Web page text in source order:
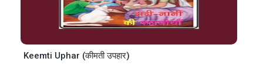
Keemti Uphar (कीमती उपहार)